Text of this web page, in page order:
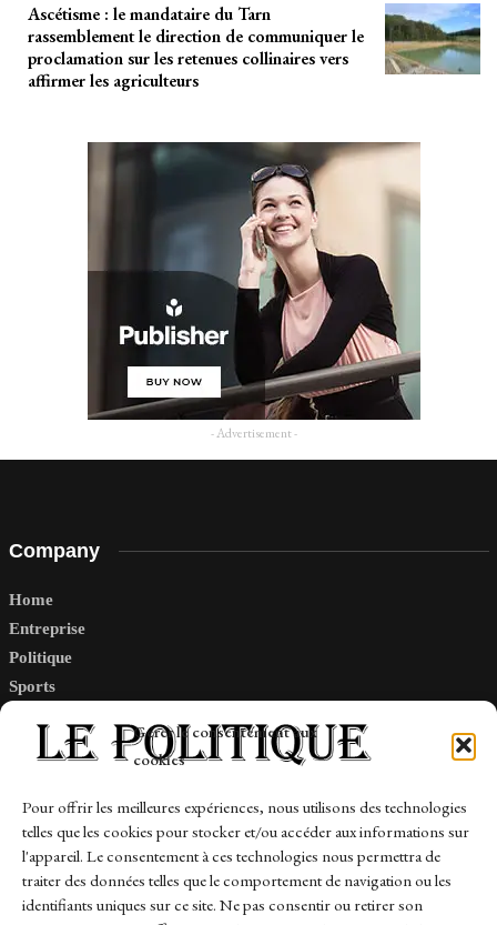
Gérer le consentement aux
cookies
Pour offrir les meilleures expériences, nous utilisons des technologies
telles que les cookies pour stocker et/ou accéder aux informations sur
l'appareil. Le consentement à ces technologies nous permettra de
traiter des données telles que le comportement de navigation ou les
identifiants uniques sur ce site. Ne pas consentir ou retirer son
Ascétisme : le mandataire du Tarn
rassemblement le direction de communiquer le
proclamation sur les retenues collinaires vers
affirmer les agriculteurs
- Advertisement -
Company
Home
Entreprise
Politique
Sports
Links
Contact